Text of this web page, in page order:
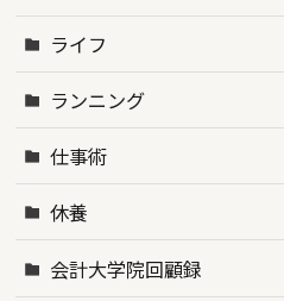
ライフ
ランニング
仕事術
休養
会計大学院回顧録